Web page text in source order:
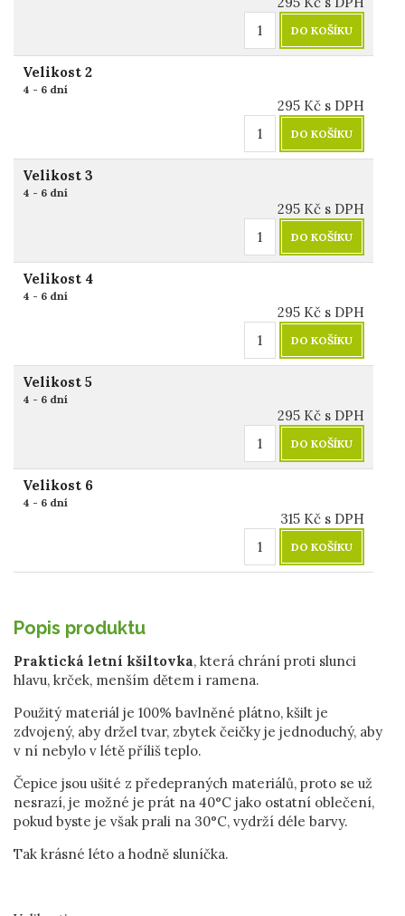
DO KOŠÍKU
Velikost 2
4 - 6 dní
295 Kč s DPH
DO KOŠÍKU
Velikost 3
4 - 6 dní
295 Kč s DPH
DO KOŠÍKU
Velikost 4
4 - 6 dní
295 Kč s DPH
DO KOŠÍKU
Velikost 5
4 - 6 dní
295 Kč s DPH
DO KOŠÍKU
Velikost 6
4 - 6 dní
315 Kč s DPH
DO KOŠÍKU
Popis produktu
Praktická letní kšiltovka, která chrání proti slunci
hlavu, krček, menším dětem i ramena.
Použitý materiál je 100% bavlněné plátno, kšilt je
zdvojený, aby držel tvar, zbytek čeičky je jednoduchý, aby
v ní nebylo v létě příliš teplo.
Čepice jsou ušité z předepraných materiálů, proto se už
nesrazí, je možné je prát na 40°C jako ostatní oblečení,
pokud byste je však prali na 30°C, vydrží déle barvy.
Tak krásné léto a hodně sluníčka.